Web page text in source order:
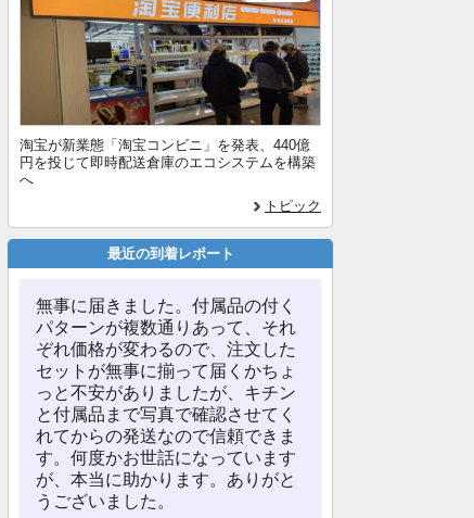
淘宝が新業態「淘宝コンビニ」を発表、440億
円を投じて即時配送倉庫のエコシステムを構築
へ
トピック
最近の到着レポート
無事に届きました。付属品の付く
パターンが複数通りあって、それ
ぞれ価格が変わるので、注文した
セットが無事に揃って届くかちょ
っと不安がありましたが、キチン
と付属品まで写真で確認させてく
れてからの発送なので信頼できま
す。何度かお世話になっています
が、本当に助かります。ありがと
うございました。